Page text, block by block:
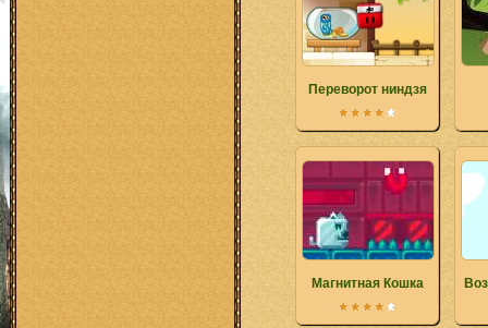
Переворот ниндзя
Магнитная Кошка